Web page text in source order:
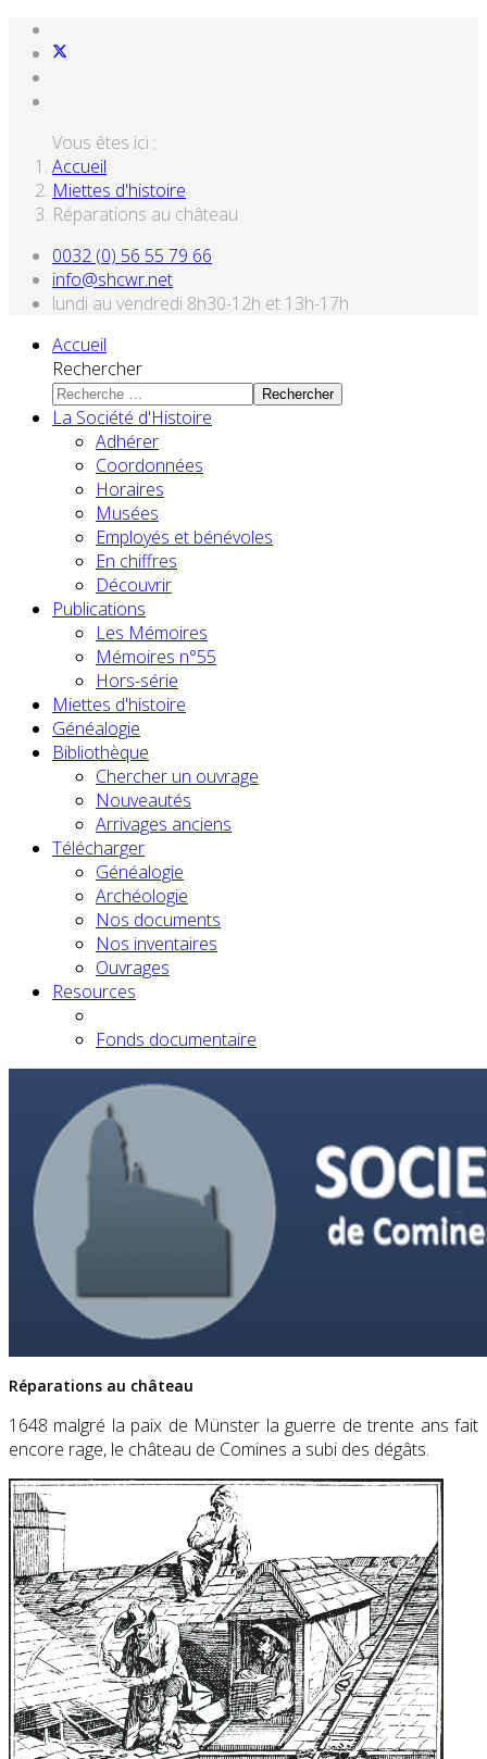
Vous êtes ici :
Accueil
Miettes d'histoire
Réparations au château
0032 (0) 56 55 79 66
info@shcwr.net
lundi au vendredi 8h30-12h et 13h-17h
Accueil
Rechercher
Rechercher
La Société d'Histoire
Adhérer
Coordonnées
Horaires
Musées
Employés et bénévoles
En chiffres
Découvrir
Publications
Les Mémoires
Mémoires n°55
Hors-série
Miettes d'histoire
Généalogie
Bibliothèque
Chercher un ouvrage
Nouveautés
Arrivages anciens
Télécharger
Généalogie
Archéologie
Nos documents
Nos inventaires
Ouvrages
Resources
Fonds documentaire
Réparations au château
1648 malgré la paix de Münster la guerre de trente ans fait
encore rage, le château de Comines a subi des dégâts.